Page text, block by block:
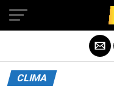
CLIMA
Salir